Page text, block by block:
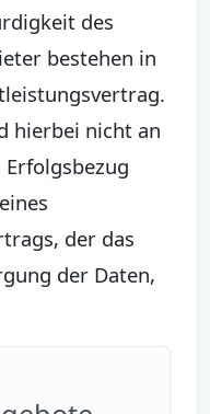
des
bestehen in
hierbei nicht an
der das
der Daten,